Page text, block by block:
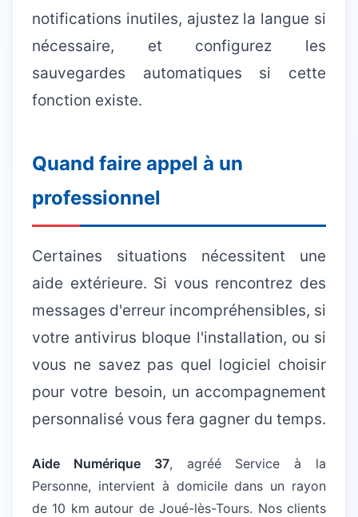
notifications inutiles, ajustez la langue si
nécessaire, et configurez les
sauvegardes automatiques si cette
fonction existe.
Quand faire appel à un
professionnel
Certaines situations nécessitent une
aide extérieure. Si vous rencontrez des
messages d'erreur incompréhensibles, si
votre antivirus bloque l'installation, ou si
vous ne savez pas quel logiciel choisir
pour votre besoin, un accompagnement
personnalisé vous fera gagner du temps.
Aide Numérique 37, agréé Service à la
Personne, intervient à domicile dans un rayon
de 10 km autour de Joué-lès-Tours. Nos clients